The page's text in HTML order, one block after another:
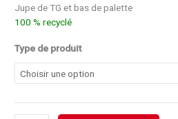
Jupe de TG et bas de palette
100 % recyclé
Type de produit